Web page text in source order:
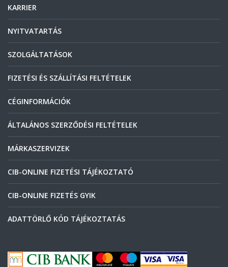
KARRIER
NYITVATARTÁS
SZOLGÁLTATÁSOK
FIZETÉSI ÉS SZÁLLÍTÁSI FELTÉTELEK
CÉGINFORMÁCIÓK
ÁLTALÁNOS SZERZŐDÉSI FELTÉTELEK
MÁRKASZERVIZEK
CIB-ONLINE FIZETÉSI TÁJÉKOZTATÓ
CIB-ONLINE FIZETÉS GYIK
ADATTÖRLŐ KÓD TÁJÉKOZTATÁS